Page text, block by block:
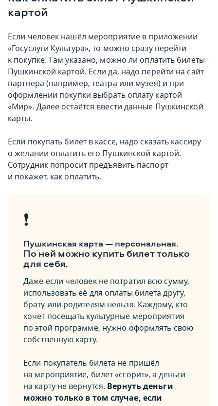
картой
Если человек нашёл мероприятие в приложении
«Госуслуги Культура», то можно сразу перейти
к покупке. Там указано, можно ли оплатить билеты
Пушкинской картой. Если да, надо перейти на сайт
партнёра (например, театра или музея) и при
оформлении покупки выбрать оплату картой
«Мир». Далее остаётся ввести данные Пушкинской
карты.
Если покупать билет в кассе, надо сказать кассиру
о желании оплатить его Пушкинской картой.
Сотрудник попросит предъявить паспорт
и покажет, как оплатить.
❗️
Пушкинская карта — персональная.
По ней можно купить билет только
для себя.
Даже если человек не потратил всю сумму,
использовать её для оплаты билета другу,
брату или родителям нельзя. Каждому, кто
хочет посещать культурные мероприятия
по этой программе, нужно оформлять свою
собственную карту.
Если покупатель билета не пришёл
на мероприятие, билет «сгорит», а деньги
на карту не вернутся. Вернуть деньги
можно только в том случае, если